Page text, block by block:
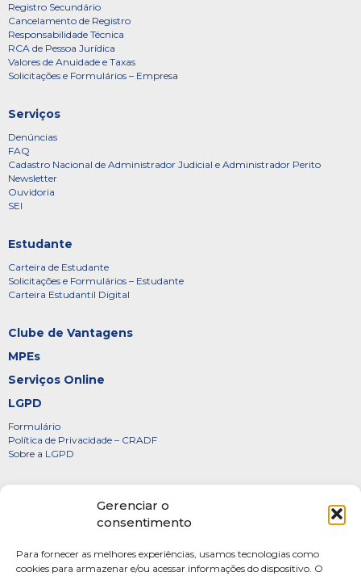
Gerenciar o
consentimento
Para fornecer as melhores experiências, usamos tecnologias como
cookies para armazenar e/ou acessar informações do dispositivo. O
Registro Secundário
Cancelamento de Registro
Responsabilidade Técnica
RCA de Pessoa Jurídica
Valores de Anuidade e Taxas
Solicitações e Formulários – Empresa
Serviços
Denúncias
FAQ
Cadastro Nacional de Administrador Judicial e Administrador Perito
Newsletter
Ouvidoria
SEI
Estudante
Carteira de Estudante
Solicitações e Formulários – Estudante
Carteira Estudantil Digital
Clube de Vantagens
MPEs
Serviços Online
LGPD
Formulário
Política de Privacidade – CRADF
Sobre a LGPD
Diretoria